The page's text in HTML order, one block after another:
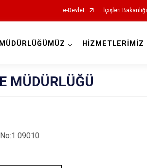
e-Devlet İçişleri Bakanlığı
MÜDÜRLÜĞÜMÜZ HİZMETLERİMİZ
MÜDÜRLÜĞÜ
09010